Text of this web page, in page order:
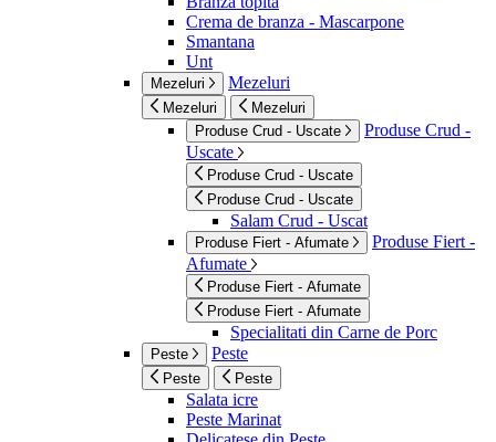
Crema de branza - Mascarpone
Smantana
Unt
Mezeluri Mezeluri
Mezeluri
Mezeluri
Produse Crud - Uscate
Produse Crud -
Uscate
Produse Crud - Uscate
Produse Crud - Uscate
Salam Crud - Uscat
Produse Fiert - Afumate
Produse Fiert -
Afumate
Produse Fiert - Afumate
Produse Fiert - Afumate
Specialitati din Carne de Porc
Peste Peste
Peste Peste
Salata icre
Peste Marinat